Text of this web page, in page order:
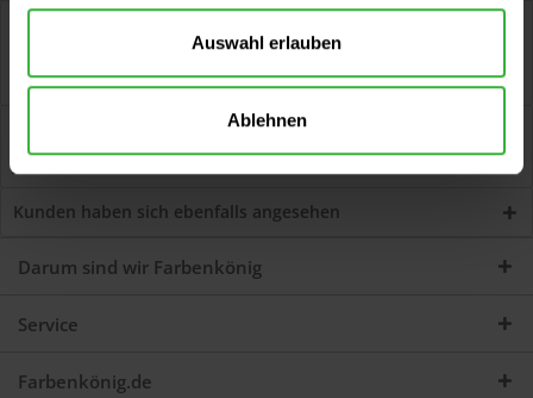
Auswahl erlauben
Ablehnen
Siliconharz-Fassadenfarbe, hoch...mehr
Jetzt Bewertungen zum Artikel lesen...mehr
Kunden haben sich ebenfalls angesehen
Darum sind wir Farbenkönig
Service
Farbenkönig.de